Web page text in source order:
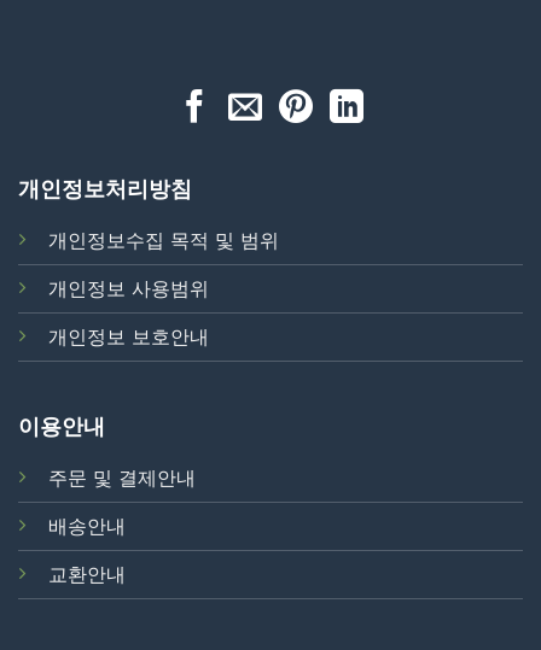
개인정보처리방침
개인정보수집 목적 및 범위
개인정보 사용범위
개인정보 보호안내
이용안내
주문 및 결제안내
배송안내
교환안내